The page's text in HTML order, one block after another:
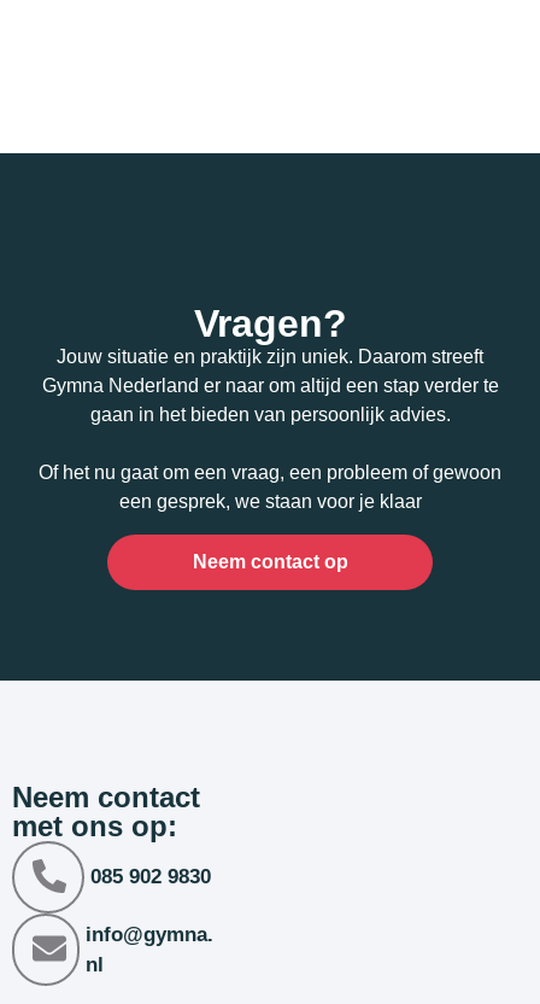
Vragen?
Jouw situatie en praktijk zijn uniek. Daarom streeft
Gymna Nederland er naar om altijd een stap verder te
gaan in het bieden van persoonlijk advies.
Of het nu gaat om een vraag, een probleem of gewoon
een gesprek, we staan voor je klaar
Neem contact op
Neem contact
met ons op:
085 902 9830
info@gymna.
nl